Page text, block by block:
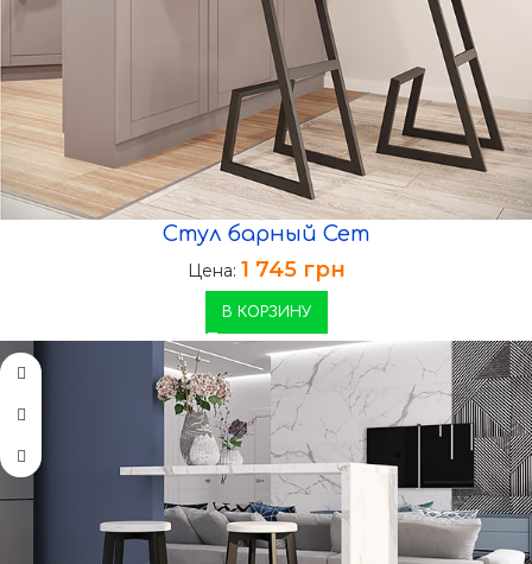
Стул барный Сет
Цена: 1 745 грн
В КОРЗИНУ